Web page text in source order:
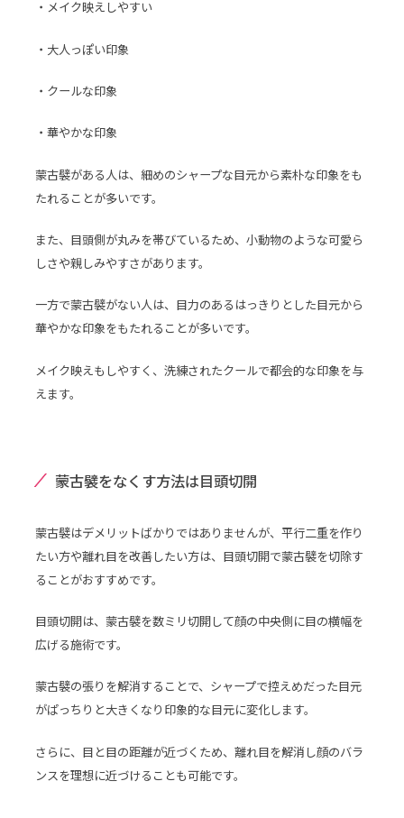
・メイク映えしやすい
・大人っぽい印象
・クールな印象
・華やかな印象
蒙古襞がある人は、細めのシャープな目元から素朴な印象をも
たれることが多いです。
また、目頭側が丸みを帯びているため、小動物のような可愛ら
しさや親しみやすさがあります。
一方で蒙古襞がない人は、目力のあるはっきりとした目元から
華やかな印象をもたれることが多いです。
メイク映えもしやすく、洗練されたクールで都会的な印象を与
えます。
蒙古襞をなくす方法は目頭切開
蒙古襞はデメリットばかりではありませんが、平行二重を作り
たい方や離れ目を改善したい方は、目頭切開で蒙古襞を切除す
ることがおすすめです。
目頭切開は、蒙古襞を数ミリ切開して顔の中央側に目の横幅を
広げる施術です。
蒙古襞の張りを解消することで、シャープで控えめだった目元
がぱっちりと大きくなり印象的な目元に変化します。
さらに、目と目の距離が近づくため、離れ目を解消し顔のバラ
ンスを理想に近づけることも可能です。